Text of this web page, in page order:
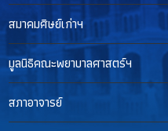
สมาคมศิษย์เก่าฯ
มูลนิธิคณะพยาบาลศาสตร์ฯ
สภาอาจารย์